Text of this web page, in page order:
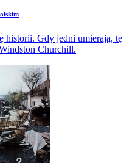
historii. Gdy jedni umierają, tę
Churchill.